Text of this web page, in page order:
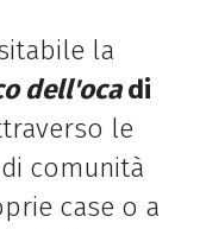
la
dell'ocadi
le
comunità
case o a